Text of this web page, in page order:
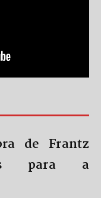
de Frantz
para a